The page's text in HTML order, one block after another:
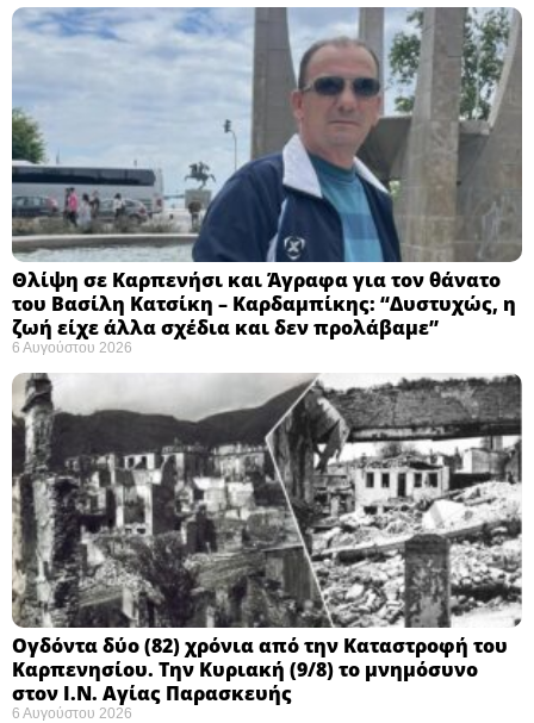
Θλίψη σε Καρπενήσι και Άγραφα για τον θάνατο
του Βασίλη Κατσίκη – Καρδαμπίκης: “Δυστυχώς, η
ζωή είχε άλλα σχέδια και δεν προλάβαμε”
6 Αυγούστου 2026
Ογδόντα δύο (82) χρόνια από την Καταστροφή του
Καρπενησίου. Την Κυριακή (9/8) το μνημόσυνο
στον Ι.Ν. Αγίας Παρασκευής
6 Αυγούστου 2026